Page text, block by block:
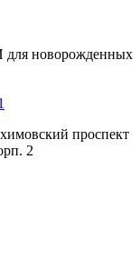
для новорожденных
проспект
2